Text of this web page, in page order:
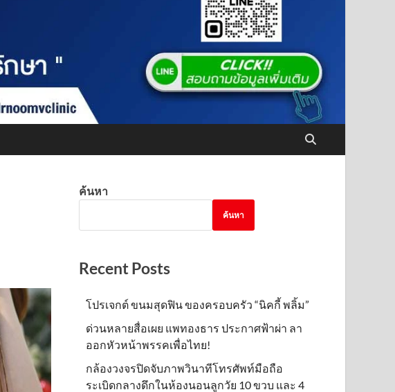
ค้นหา
ค้นหา
Recent Posts
โปรเจกต์ ขนมสุดฟิน ของครอบครัว “นิคกี้ พลิ้ม”
ด่วนหลายสื่อเผย แพทองธาร ประกาศฟ้าผ่า ลา
ออกหัวหน้าพรรคเพื่อไทย!
กล้องวงจรปิดจับภาพวินาทีโทรศัพท์มือถือ
ระเบิดกลางดึกในห้องนอนลูกวัย 10 ขวบ และ 4